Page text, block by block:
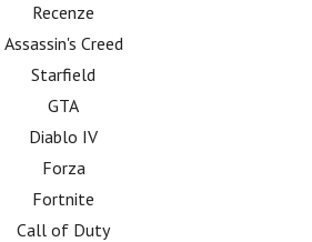
Recenze
Assassin's Creed
Starfield
GTA
Diablo IV
Forza
Fortnite
Call of Duty